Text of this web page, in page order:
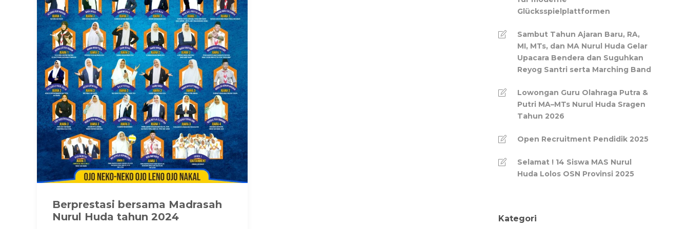
Berprestasi bersama Madrasah
Nurul Huda tahun 2024
Glücksspielplattformen
Sambut Tahun Ajaran Baru, RA,
MI, MTs, dan MA Nurul Huda Gelar
Upacara Bendera dan Suguhkan
Reyog Santri serta Marching Band
Lowongan Guru Olahraga Putra &
Putri MA–MTs Nurul Huda Sragen
Tahun 2026
Open Recruitment Pendidik 2025
Selamat ! 14 Siswa MAS Nurul
Huda Lolos OSN Provinsi 2025
Kategori